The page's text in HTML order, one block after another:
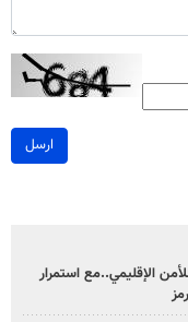
ارسل
الإقليمي..مع استمرار